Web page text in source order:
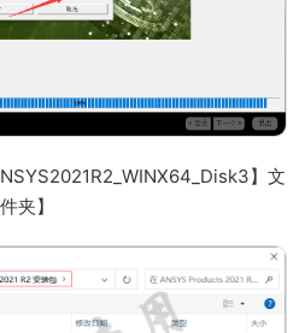
】文
夹】